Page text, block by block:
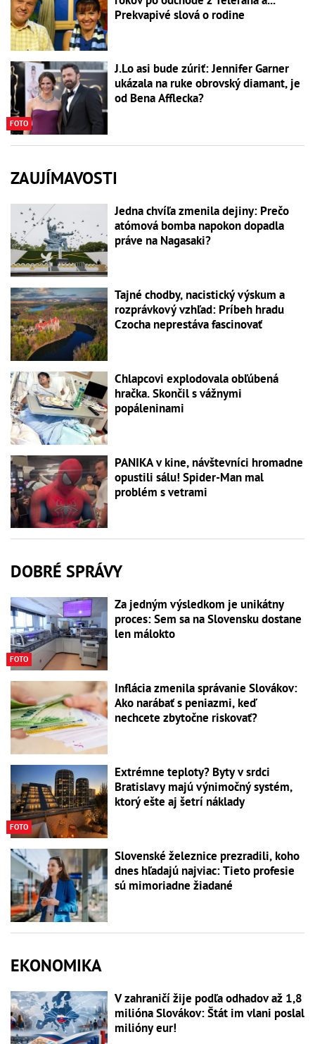
Prekvapivé slová o rodine
FOTO
J.Lo asi bude zúriť: Jennifer Garner
ukázala na ruke obrovský diamant, je
od Bena Afflecka?
ZAUJÍMAVOSTI
Jedna chvíľa zmenila dejiny: Prečo
atómová bomba napokon dopadla
práve na Nagasaki?
Tajné chodby, nacistický výskum a
rozprávkový vzhľad: Príbeh hradu
Czocha neprestáva fascinovať
Chlapcovi explodovala obľúbená
hračka. Skončil s vážnymi
popáleninami
PANIKA v kine, návštevníci hromadne
opustili sálu! Spider-Man mal
problém s vetrami
DOBRÉ SPRÁVY
FOTO
Za jedným výsledkom je unikátny
proces: Sem sa na Slovensku dostane
len málokto
Inflácia zmenila správanie Slovákov:
Ako narábať s peniazmi, keď
nechcete zbytočne riskovať?
FOTO
Extrémne teploty? Byty v srdci
Bratislavy majú výnimočný systém,
ktorý ešte aj šetrí náklady
Slovenské železnice prezradili, koho
dnes hľadajú najviac: Tieto profesie
sú mimoriadne žiadané
EKONOMIKA
V zahraničí žije podľa odhadov až 1,8
milióna Slovákov: Štát im vlani poslal
milióny eur!